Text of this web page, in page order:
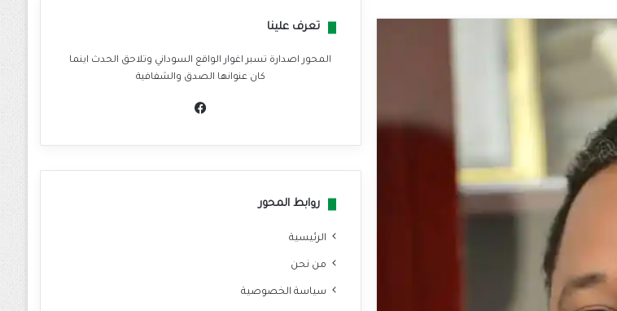
تعرف علينا
المحور اصدارة تسبر اغوار الواقع السوداني وتلاحق الحدث اينما
كان عنوانها الصدق والشفافية
وك
روابط المحور
الرئيسية
من نحن
سياسة الخصوصية